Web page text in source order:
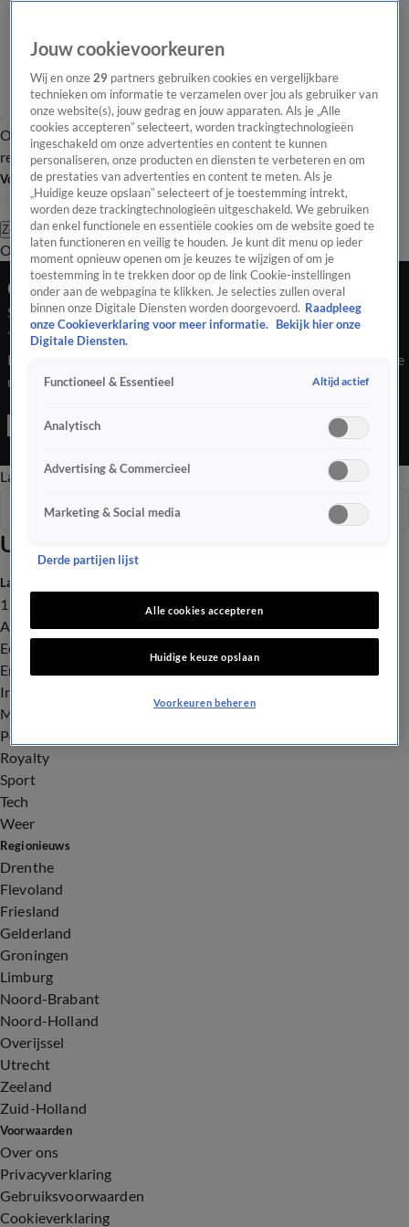
Overzicht Laatste nieuws Regionieuws Het beste van Hart
Tip de
redactie
Volg Hart van Nederland
Zoeken
OverzichtRegioUitzendingenWeerTip de redactiePanelVideo's
Ochtend Editie
Seizoen 2026, aflevering 965
4 mrt, 08:00
Bekijk aflevering 965 van Hart van Nederland - Ochtend Editie
uit seizoen 2026 hier. Deze aflevering is uitgezonden op 4
is een Nieuws programma
Late EditieOchtend EditieVroege Editie
Uitzendingen
Seizoen 2026
Laatste nieuws
112
Advies & Tips
Economie
Entertainment
Infrastructuur
Milieu en Gezondheid
Politiek
Royalty
Sport
Tech
Weer
Regionieuws
Drenthe
Flevoland
Friesland
Gelderland
Groningen
Limburg
Noord-Brabant
Noord-Holland
Overijssel
Utrecht
Zeeland
Zuid-Holland
Voorwaarden
Over ons
Privacyverklaring
Gebruiksvoorwaarden
Cookieverklaring
Jouw cookievoorkeuren
Wij en onze29 partners gebruiken cookies en vergelijkbare
technieken om informatie te verzamelen over jou als gebruiker van
onze website(s), jouw gedrag en jouw apparaten. Als je „Alle
cookies accepteren” selecteert, worden trackingtechnologieën
ingeschakeld om onze advertenties en content te kunnen
personaliseren, onze producten en diensten te verbeteren en om
de prestaties van advertenties en content te meten. Als je
„Huidige keuze opslaan” selecteert of je toestemming intrekt,
worden deze trackingtechnologieën uitgeschakeld. We gebruiken
dan enkel functionele en essentiële cookies om de website goed te
laten functioneren en veilig te houden. Je kunt dit menu op ieder
moment opnieuw openen om je keuzes te wijzigen of om je
toestemming in te trekken door op de link Cookie-instellingen
onder aan de webpagina te klikken. Je selecties zullen overal
binnen onze Digitale Diensten worden doorgevoerd. Raadpleeg
onze Cookieverklaring voor meer informatie.
Bekijk hier onze
Digitale Diensten.
Functioneel & Essentieel Altijd actief
Analytisch
Advertising & Commercieel
Marketing & Social media
Derde partijen lijst
Alle cookies accepteren
Huidige keuze opslaan
Voorkeuren beheren